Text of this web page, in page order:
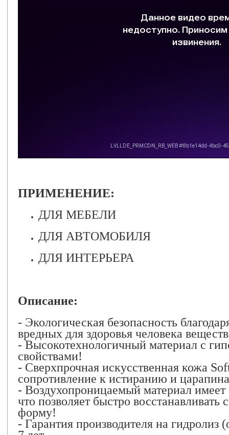
ПРИМЕНЕНИЕ:
ДЛЯ МЕБЕЛИ
ДЛЯ АВТОМОБИЛЯ
ДЛЯ ИНТЕРЬЕРА
Описание:
- Экологическая безопасность
вредных для здоровья человека
- Высокотехнологичный материал с
свойствами!
- Сверхпрочная искусственная кожа
сопротивление к истиранию и
- Воздухопроницаемый материал
что позволяет быстро
форму!
- Гарантия производителя на гидролиз